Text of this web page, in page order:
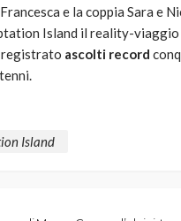
e la coppia Sara e
Island il reality-viaggio
registrato ascolti record
Island